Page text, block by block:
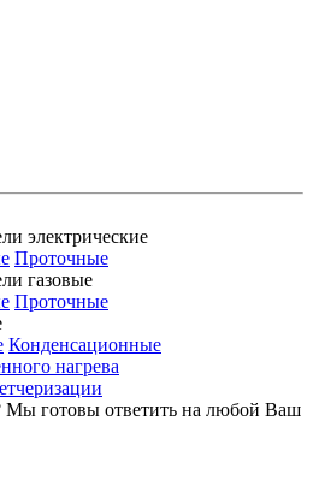
электрические
Проточные
газовые
Проточные
Конденсационные
нагрева
Мы готовы ответить на любой Ваш